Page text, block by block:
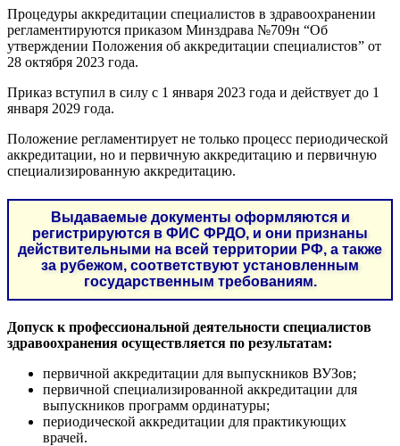
Процедуры аккредитации специалистов в здравоохранении
регламентируются приказом Минздрава №709н “Об
утверждении Положения об аккредитации специалистов” от
28 октября 2023 года.
Приказ вступил в силу с 1 января 2023 года и действует до 1
января 2029 года.
Положение регламентирует не только процесс периодической
аккредитации, но и первичную аккредитацию и первичную
специализированную аккредитацию.
Выдаваемые документы оформляются и
регистрируются в ФИС ФРДО, и они признаны
действительными на всей территории РФ, а также
за рубежом, соответствуют установленным
государственным требованиям.
Допуск к профессиональной деятельности специалистов
здравоохранения осуществляется по результатам:
первичной аккредитации для выпускников ВУЗов;
первичной специализированной аккредитации для
выпускников программ ординатуры;
периодической аккредитации для практикующих
врачей.